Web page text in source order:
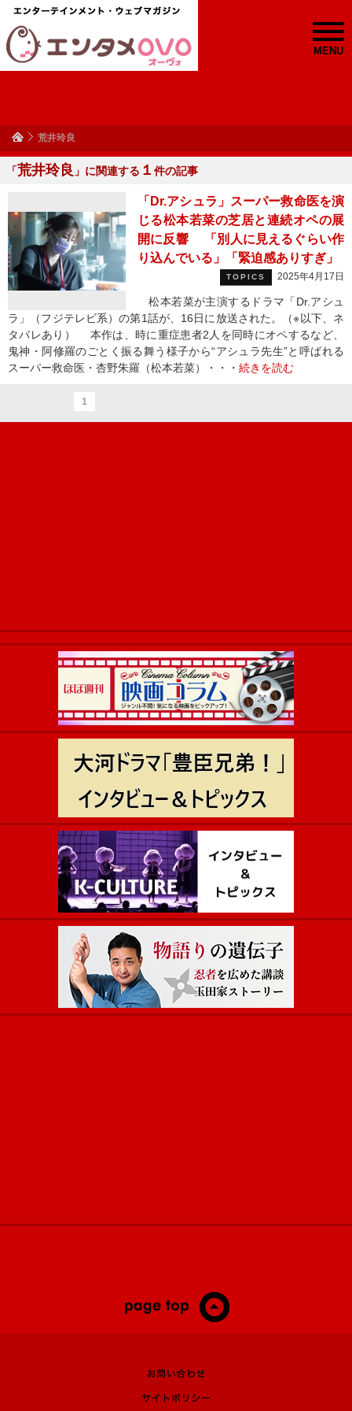
MENU
荒井玲良
「荒井玲良 」に関連する １ 件の記事
「Dr.アシュラ」スーパー救命医を演
じる松本若菜の芝居と連続オペの展
開に反響 「別人に見えるぐらい作
り込んでいる」「緊迫感ありすぎ」
TOPICS 2025年4月17日
松本若菜が主演するドラマ「Dr.アシュ
ラ」（フジテレビ系）の第1話が、16日に放送された。（※以下、ネ
タバレあり） 本作は、時に重症患者2人を同時にオペするなど、
鬼神・阿修羅のごとく振る舞う様子から“アシュラ先生”と呼ばれる
スーパー救命医・杏野朱羅（松本若菜）・・・ 続きを読む
1